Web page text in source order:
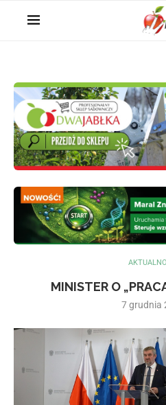
MINISTER O
7 grudnia